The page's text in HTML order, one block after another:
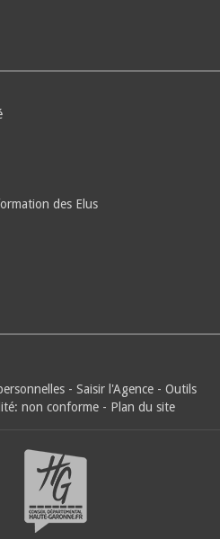
des Elus
- Saisir l'Agence - Outils
non conforme - Plan du site